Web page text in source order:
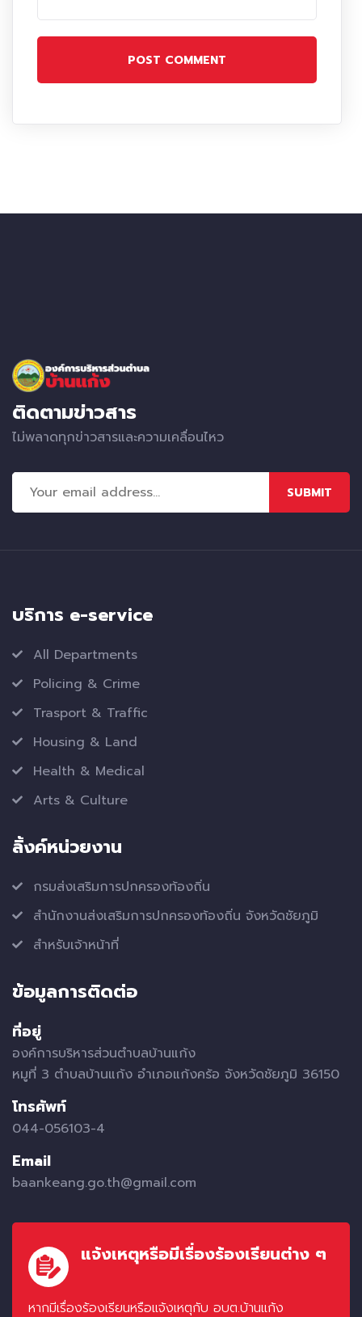
POST COMMENT
ติดตามข่าวสาร
ไม่พลาดทุกข่าวสารและความเคลื่อนไหว
SUBMIT
บริการ e-service
All Departments
Policing & Crime
Trasport & Traffic
Housing & Land
Health & Medical
Arts & Culture
ลิ้งค์หน่วยงาน
กรมส่งเสริมการปกครองท้องถิ่น
สำนักงานส่งเสริมการปกครองท้องถิ่น จังหวัดชัยภูมิ
สำหรับเจ้าหน้าที่
ข้อมูลการติดต่อ
ที่อยู่
องค์การบริหารส่วนตำบลบ้านแก้ง
หมูที่ 3 ตำบลบ้านแก้ง อำเภอแก้งคร้อ จังหวัดชัยภูมิ 36150
โทรศัพท์
044-056103-4
Email
baankeang.go.th@gmail.com
แจ้งเหตุหรือมีเรื่องร้องเรียนต่าง ๆ
หากมีเรื่องร้องเรียนหรือแจ้งเหตุกับ อบต.บ้านแก้ง